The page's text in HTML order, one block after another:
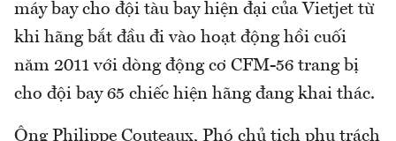
máy bay cho đội tàu bay hiện đại của Vietjet từ
khi hãng bắt đầu đi vào hoạt động hồi cuối
năm 2011 với dòng động cơ CFM-56 trang bị
cho đội bay 65 chiếc hiện hãng đang khai thác.
Ông Philippe Couteaux, Phó chủ tịch phụ trách